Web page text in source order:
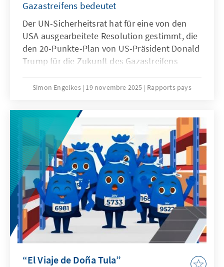
Gazastreifens bedeutet
Der UN-Sicherheitsrat hat für eine von den
USA ausgearbeitete Resolution gestimmt, die
den 20-Punkte-Plan von US-Präsident Donald
Trump für die Zukunft des Gazastreifens
unter anderem die Einrichtung einer
vor, zu der sich laut Angaben der USA
mehrere nicht namentlich genannte Länder
bereit erklärt haben. Die Resolution 2803
wurde von 13 Ländern – darunter den USA,
Frankreich und Großbritannien – unterstützt.
Die beiden Veto-Mächte Russland und China
enthielten sich der Stimme.
Simon Engelkes 19 novembre 2025 Rapports pays
“El Viaje de Doña Tula”